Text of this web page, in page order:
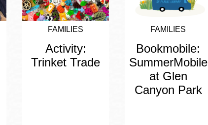
FAMILIES
Activity:
Trinket Trade
FAMILIES
Bookmobile:
SummerMobile
at Glen
Canyon Park